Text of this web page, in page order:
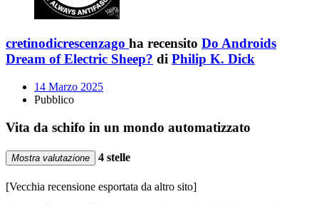
cretinodicrescenzago ha recensito Do Androids
Dream of Electric Sheep? di Philip K. Dick
14 Marzo 2025
Pubblico
Vita da schifo in un mondo automatizzato
Mostra valutazione 4 stelle
[Vecchia recensione esportata da altro sito]